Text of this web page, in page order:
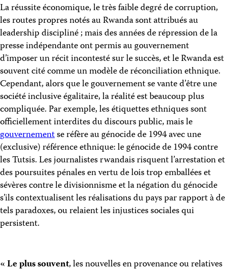
La réussite économique, le très faible degré de corruption,
les routes propres notés au Rwanda sont attribués au
leadership discipliné ; mais des années de répression de la
presse indépendante ont permis au gouvernement
d’imposer un récit incontesté sur le succès, et le Rwanda est
souvent cité comme un modèle de réconciliation ethnique.
Cependant, alors que le gouvernement se vante d’être une
société inclusive égalitaire, la réalité est beaucoup plus
compliquée. Par exemple, les étiquettes ethniques sont
officiellement interdites du discours public, mais le
gouvernementse réfère au génocide de 1994 avec une
(exclusive) référence ethnique: le génocide de 1994 contre
les Tutsis. Les journalistes rwandais risquent l’arrestation et
des poursuites pénales en vertu de lois trop emballées et
sévères contre le divisionnisme et la négation du génocide
s’ils contextualisent les réalisations du pays par rapport à de
tels paradoxes, ou relaient les injustices sociales qui
persistent.
« Le plus souvent, les nouvelles en provenance ou relatives